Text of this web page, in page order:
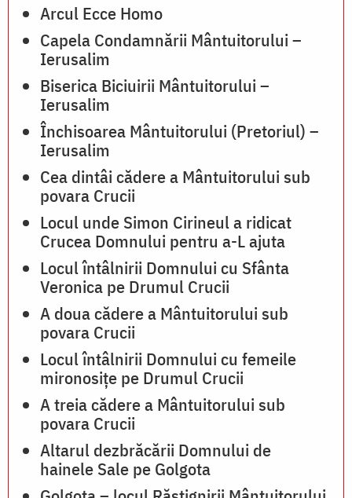
Arcul Ecce Homo
Capela Condamnării Mântuitorului –
Ierusalim
Biserica Biciuirii Mântuitorului –
Ierusalim
Închisoarea Mântuitorului (Pretoriul) –
Ierusalim
Cea dintâi cădere a Mântuitorului sub
povara Crucii
Locul unde Simon Cirineul a ridicat
Crucea Domnului pentru a-L ajuta
Locul întâlnirii Domnului cu Sfânta
Veronica pe Drumul Crucii
A doua cădere a Mântuitorului sub
povara Crucii
Locul întâlnirii Domnului cu femeile
mironosițe pe Drumul Crucii
A treia cădere a Mântuitorului sub
povara Crucii
Altarul dezbrăcării Domnului de
hainele Sale pe Golgota